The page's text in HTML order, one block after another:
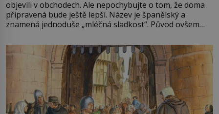
objevili v obchodech. Ale nepochybujte o tom, že doma
připravená bude ještě lepší. Název je španělský a
znamená jednoduše „mléčná sladkost“. Původ ovšem
pře hned několik latinskoamerických zemí a k tomu
Francie, kde se traduje,